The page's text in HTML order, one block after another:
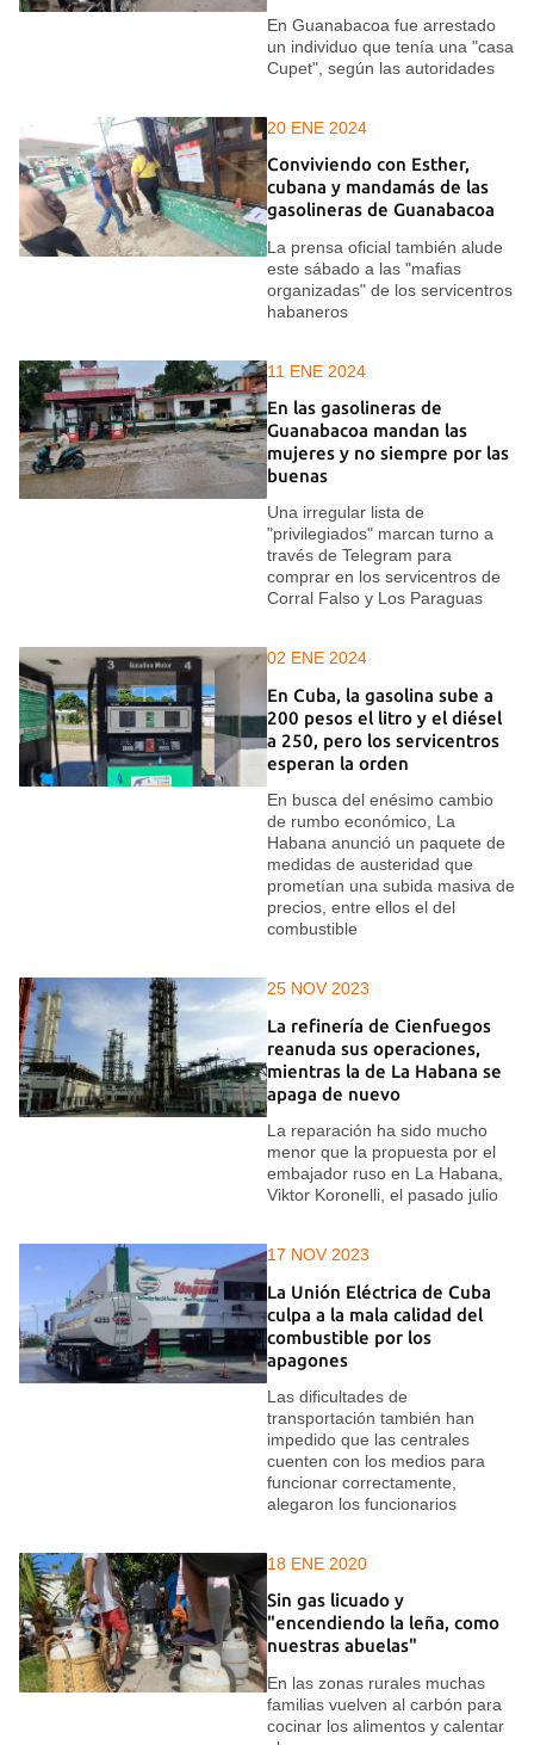
En Guanabacoa fue arrestado
un individuo que tenía una "casa
Cupet", según las autoridades
20 ENE 2024
Conviviendo con Esther,
cubana y mandamás de las
gasolineras de Guanabacoa
La prensa oficial también alude
este sábado a las "mafias
organizadas" de los servicentros
habaneros
11 ENE 2024
En las gasolineras de
Guanabacoa mandan las
mujeres y no siempre por las
buenas
Una irregular lista de
"privilegiados" marcan turno a
través de Telegram para
comprar en los servicentros de
Corral Falso y Los Paraguas
02 ENE 2024
En Cuba, la gasolina sube a
200 pesos el litro y el diésel
a 250, pero los servicentros
esperan la orden
En busca del enésimo cambio
de rumbo económico, La
Habana anunció un paquete de
medidas de austeridad que
prometían una subida masiva de
precios, entre ellos el del
combustible
25 NOV 2023
La refinería de Cienfuegos
reanuda sus operaciones,
mientras la de La Habana se
apaga de nuevo
La reparación ha sido mucho
menor que la propuesta por el
embajador ruso en La Habana,
Viktor Koronelli, el pasado julio
17 NOV 2023
La Unión Eléctrica de Cuba
culpa a la mala calidad del
combustible por los
apagones
Las dificultades de
transportación también han
impedido que las centrales
cuenten con los medios para
funcionar correctamente,
alegaron los funcionarios
18 ENE 2020
Sin gas licuado y
"encendiendo la leña, como
nuestras abuelas"
En las zonas rurales muchas
familias vuelven al carbón para
cocinar los alimentos y calentar